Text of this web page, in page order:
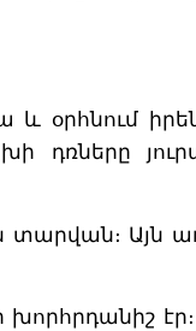
և օրհնում
տարվան։ Այն